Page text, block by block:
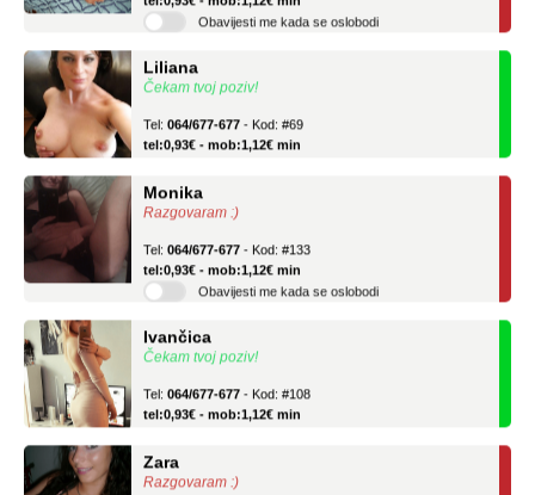
Liliana
Čekam tvoj poziv!
Monika
Razgovaram :)
Ivančica
Čekam tvoj poziv!
Zara
Razgovaram :)